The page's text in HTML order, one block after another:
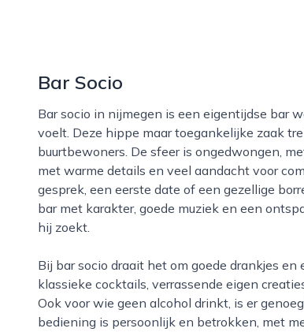
Bar Socio
Bar socio in nijmegen is een eigentijdse bar waar ontmoeting centraal staat en waar je je snel thuis
voelt. Deze hippe maar toegankelijke zaak
buurtbewoners. De sfeer is ongedwongen,
met warme details en veel aandacht voor
gesprek, een eerste date of een gezellige
bar met karakter, goede muziek en een
hij zoekt.
Bij bar socio draait het om goede drankjes en een sociale beleving. Op de kaart vind je een mix van
klassieke cocktails, verrassende eigen
Ook voor wie geen alcohol drinkt, is er
bediening is persoonlijk en betrokken, met